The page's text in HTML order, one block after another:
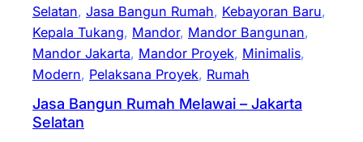
Selatan, Jasa Bangun Rumah, Kebayoran Baru
Kepala Tukang, Mandor, Mandor Bangunan
Mandor Jakarta, Mandor Proyek, Minimalis
Modern, Pelaksana Proyek, Rumah
Jasa Bangun Rumah Melawai – Jakarta
Selatan